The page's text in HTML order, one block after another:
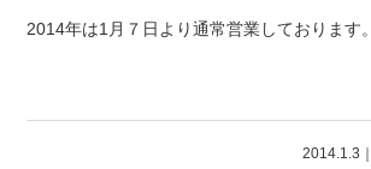
2014年は1月７日より通常営業しております。
2014.1.3｜